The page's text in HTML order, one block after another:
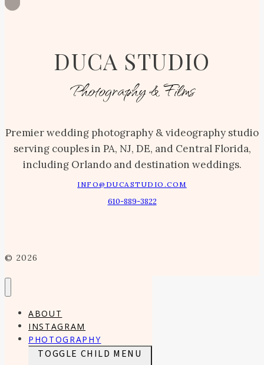
DUCA STUDIO
Photography & Films
Premier wedding photography & videography studio
serving couples in PA, NJ, DE, and Central Florida,
including Orlando and destination weddings.
INFO@DUCASTUDIO.COM
610-889-3822
© 2026
ABOUT
INSTAGRAM
PHOTOGRAPHY
TOGGLE CHILD MENU